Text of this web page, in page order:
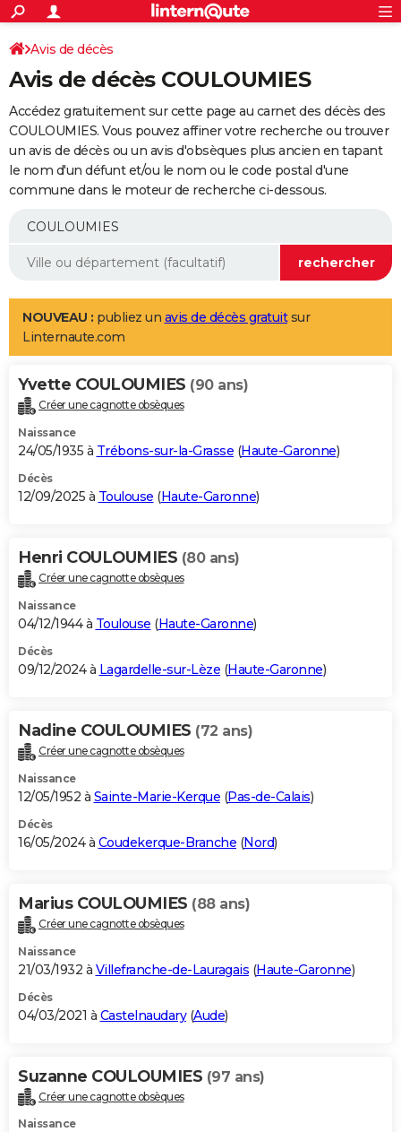
ACTUALITÉS
Politique
Société
Faits Divers
Education
Monde
Villes
+
SPORT
Coupe du monde 2026
Football
Tennis
Cyclisme
Rugby
Forum
Programme TV
TNT
Streaming
Cinéma
Sorties cinéma
Musique
+
FINANCE
Impôts
Immobilier
Risques naturels par ville
Banque
Assurance
Crédit
AUTO
Essais
Réserver un essai
Citadines
Berlines
SUV
Forum auto
+
Mobiles
Meilleur smartphone
Internet
Ordinateurs
Jeux vidéo
Guide high-tech
Aménagement intérieur
LIFESTYLE
Art de vivre
Bien-être
Loisirs
Mode
Modes de vie
Alimentation
Guide de la santé
Maladies
Médicaments
Sommeil
VOYAGE
Destinations
City break
Voyage nature
Voyage de noces
Forum
Climat
+PHOTO
GUIDES D'ACHAT
BONS PLANS
Carte de Noël
Carte Bonne année
Carte Saint-Valentin
Carte Pâques
Carte d'anniversaire
DICTIONNAIRE
Dictionnaire
Biographies
Citations
Expressions
Proverbes
PROGRAMME TV
S'inscrire
Se connecter
Lycées
Collèges
Primaires
Universités
Entreprises
Service militaire
Avis de recherche
AVIS DE DÉCÈS
Bricolage
Lifestyle
Culture
Sport
Auto
Television
Voyage
Cinema
Avis de décès
Avis de décès COULOUMIES
Accédez gratuitement sur cette page au carnet des décès des
COULOUMIES. Vous pouvez affiner votre recherche ou trouver
un avis de décès ou un avis d'obsèques plus ancien en tapant
le nom d'un défunt et/ou le nom ou le code postal d'une
commune dans le moteur de recherche ci-dessous.
NOUVEAU : publiez un avis de décès gratuitsur
Linternaute.com
Yvette COULOUMIES (90 ans)
Créer une cagnotte obsèques
Naissance
24/05/1935 à Trébons-sur-la-Grasse (Haute-Garonne)
Décès
12/09/2025 à Toulouse (Haute-Garonne)
Henri COULOUMIES (80 ans)
Créer une cagnotte obsèques
Naissance
04/12/1944 à Toulouse (Haute-Garonne)
Décès
09/12/2024 à Lagardelle-sur-Lèze (Haute-Garonne)
Nadine COULOUMIES (72 ans)
Créer une cagnotte obsèques
Naissance
12/05/1952 à Sainte-Marie-Kerque (Pas-de-Calais)
Décès
16/05/2024 à Coudekerque-Branche (Nord)
Marius COULOUMIES (88 ans)
Créer une cagnotte obsèques
Naissance
21/03/1932 à Villefranche-de-Lauragais (Haute-Garonne)
Décès
04/03/2021 à Castelnaudary(Aude)
Suzanne COULOUMIES (97 ans)
Créer une cagnotte obsèques
Naissance